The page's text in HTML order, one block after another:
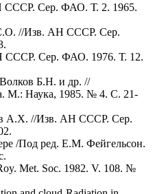
СССР. Сер. ФАО. Т. 2. 1965.
//Изв. АН СССР. Сер.
СССР. Сер. ФАО. 1976. Т. 12.
Б.Н. и др. //
М.: Наука, 1985. № 4. С. 21-
А.Х. //Изв. АН СССР. Сер.
/Под ред. Е.М. Фейгельсон.
Met. Soc. 1982. V. 108. №